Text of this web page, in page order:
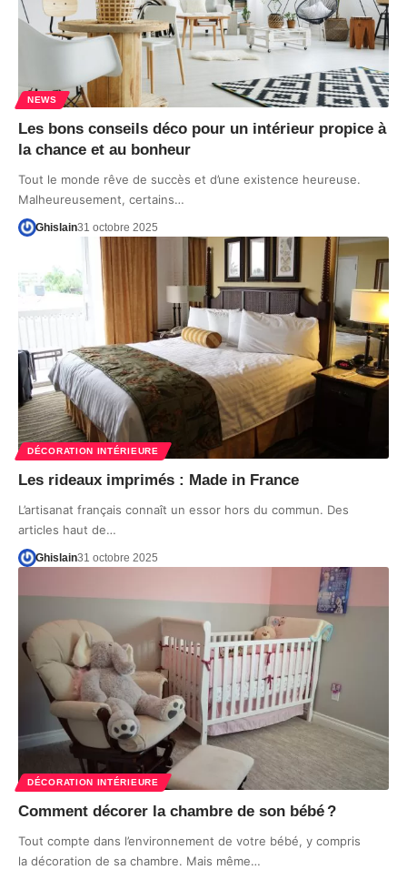
NEWS
Les bons conseils déco pour un intérieur propice à
la chance et au bonheur
Tout le monde rêve de succès et d’une existence heureuse.
Malheureusement, certains…
Ghislain31 octobre 2025
DÉCORATION INTÉRIEURE
Les rideaux imprimés : Made in France
L’artisanat français connaît un essor hors du commun. Des
articles haut de…
Ghislain31 octobre 2025
DÉCORATION INTÉRIEURE
Comment décorer la chambre de son bébé ?
Tout compte dans l’environnement de votre bébé, y compris
la décoration de sa chambre. Mais même…